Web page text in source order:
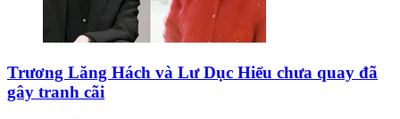
Trương Lăng Hách và Lư Dục Hiểu chưa quay đã
gây tranh cãi